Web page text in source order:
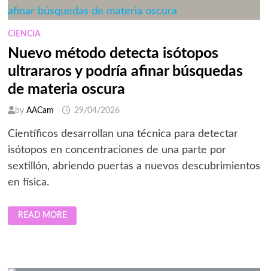
CIENCIA
Nuevo método detecta isótopos
ultrararos y podría afinar búsquedas
de materia oscura
by AACam 29/04/2026
Científicos desarrollan una técnica para detectar
isótopos en concentraciones de una parte por
sextillón, abriendo puertas a nuevos descubrimientos
en física.
NUEVO
MÉTODO
DETECTA
READ MORE